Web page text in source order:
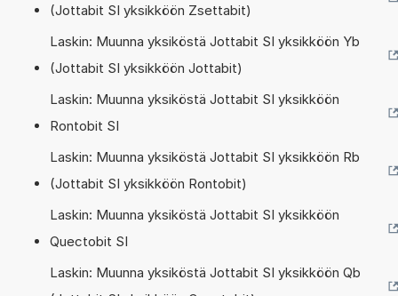
(Jottabit SI yksikköön Zsettabit)
Laskin: Muunna yksiköstä Jottabit SI yksikköön Yb
(Jottabit SI yksikköön Jottabit)
Laskin: Muunna yksiköstä Jottabit SI yksikköön
Rontobit SI
Laskin: Muunna yksiköstä Jottabit SI yksikköön Rb
(Jottabit SI yksikköön Rontobit)
Laskin: Muunna yksiköstä Jottabit SI yksikköön
Quectobit SI
Laskin: Muunna yksiköstä Jottabit SI yksikköön Qb